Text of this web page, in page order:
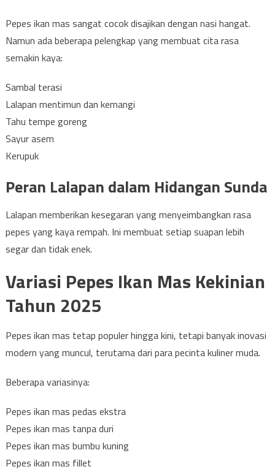
Pepes ikan mas sangat cocok disajikan dengan nasi hangat.
Namun ada beberapa pelengkap yang membuat cita rasa
semakin kaya:
Sambal terasi
Lalapan mentimun dan kemangi
Tahu tempe goreng
Sayur asem
Kerupuk
Peran Lalapan dalam Hidangan Sunda
Lalapan memberikan kesegaran yang menyeimbangkan rasa
pepes yang kaya rempah. Ini membuat setiap suapan lebih
segar dan tidak enek.
Variasi Pepes Ikan Mas Kekinian
Tahun 2025
Pepes ikan mas tetap populer hingga kini, tetapi banyak inovasi
modern yang muncul, terutama dari para pecinta kuliner muda.
Beberapa variasinya:
Pepes ikan mas pedas ekstra
Pepes ikan mas tanpa duri
Pepes ikan mas bumbu kuning
Pepes ikan mas fillet